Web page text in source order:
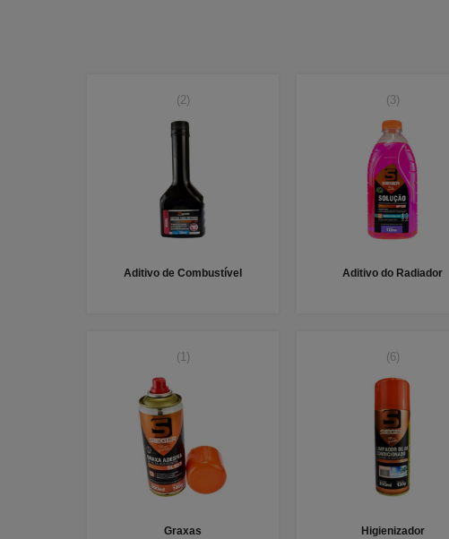
(2)
Aditivo de Combustível
(3)
Aditivo do Radiador
(1)
Graxas
(6)
Higienizador